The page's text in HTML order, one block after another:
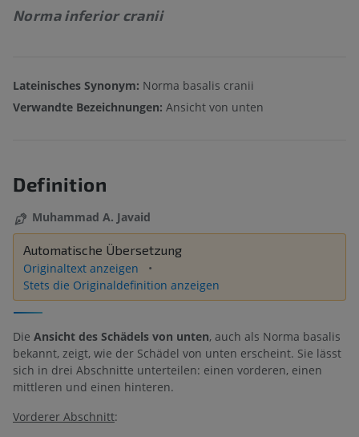
Norma inferior cranii
Lateinisches Synonym: Norma basalis cranii
Verwandte Bezeichnungen: Ansicht von unten
Definition
Muhammad A. Javaid
Automatische Übersetzung
Originaltext anzeigen
Stets die Originaldefinition anzeigen
Die Ansicht des Schädels von unten, auch als Norma basalis
bekannt, zeigt, wie der Schädel von unten erscheint. Sie lässt
sich in drei Abschnitte unterteilen: einen vorderen, einen
mittleren und einen hinteren.
Vorderer Abschnitt: